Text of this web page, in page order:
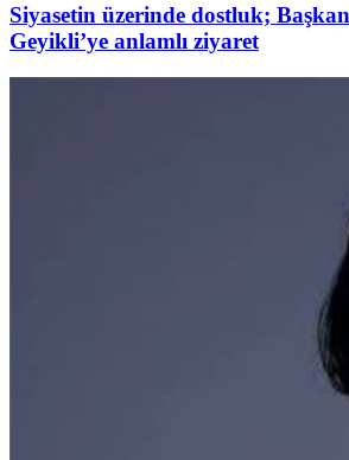
Siyasetin üzerinde dostluk;
Geyikli’ye anlamlı ziyaret